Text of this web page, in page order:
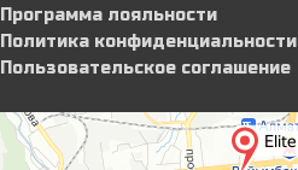
Программа лояльности
Политика конфиденциальности
Пользовательское соглашение